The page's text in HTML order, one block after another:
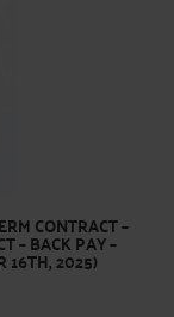
CONTRACT –
– BACK PAY –
16TH, 2025)